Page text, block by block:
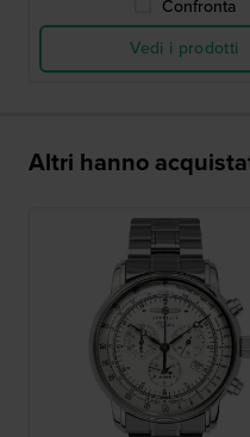
Confronta
Vedi i prodotti
Altri hanno